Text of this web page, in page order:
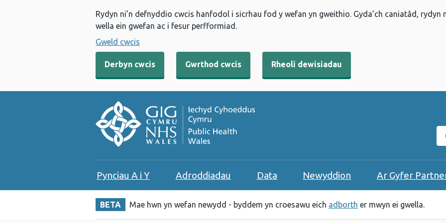
Rydyn ni’n defnyddio cwcis hanfodol i sicrhau fod y wefan yn gweithio. Gyda’ch caniatâd,
wella ein gwefan ac i fesur perfformiad.
Gweld cwcis
Derbyn cwcis Gwrthod cwcis Rheoli dewisiadau
Pynciau A i Y Adroddiadau Data Newyddion Ar Gyfer
BETA Mae hwn yn wefan newydd - byddem yn croesawu eich adborth er mwyn ei gwella.